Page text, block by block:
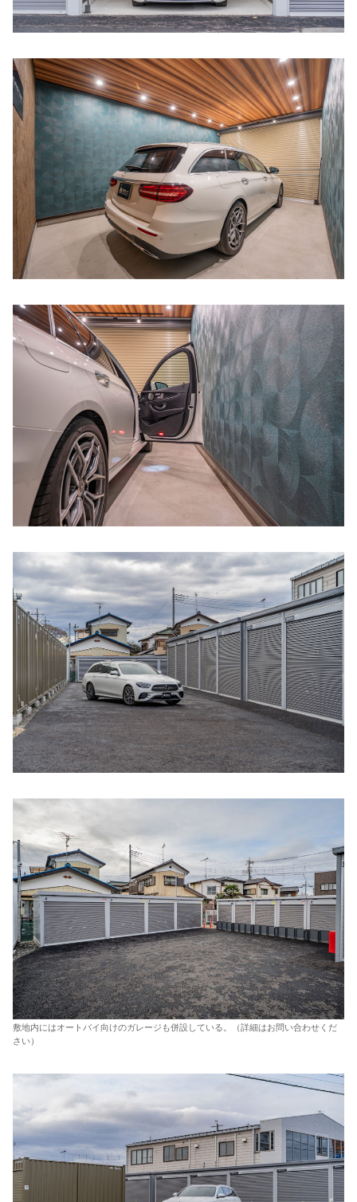
敷地内にはオートバイ向けのガレージも併設している。（詳細はお問い合わせくだ
さい）